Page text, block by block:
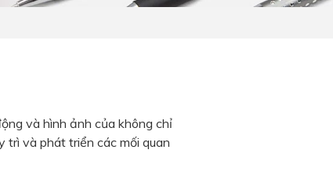
và hình ảnh của không chỉ
trì và phát triển các mối quan